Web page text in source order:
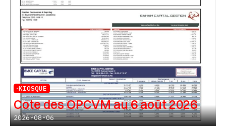
KIOSQUE
Cote des OPCVM au 6 août 2026
2026-08-06